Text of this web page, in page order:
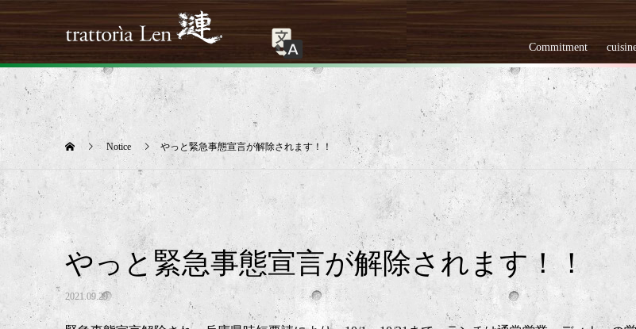
Commitment
Notice やっと緊急事態宣言が解除されます！！
やっと緊急事態宣言が解除されます！！
2021.09.29